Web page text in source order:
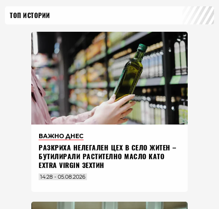
ТОП ИСТОРИИ
ВАЖНО ДНЕС
РАЗКРИХА НЕЛЕГАЛЕН ЦЕХ В СЕЛО ЖИТЕН –
БУТИЛИРАЛИ РАСТИТЕЛНО МАСЛО КАТО
EXTRA VIRGIN ЗЕХТИН
14:28 - 05.08.2026